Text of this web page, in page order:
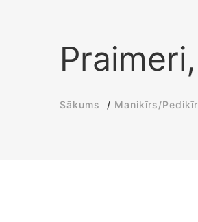
Sākums Manikīrs/